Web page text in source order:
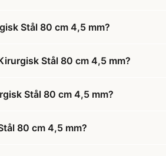
Stål 80 cm 4,5 mm?
Stål 80 cm 4,5 mm?
Stål 80 cm 4,5 mm?
80 cm 4,5 mm?